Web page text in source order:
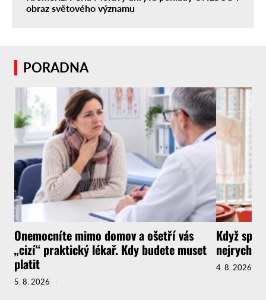
obraz světového významu
PORADNA
Onemocníte mimo domov a ošetří vás
„cizí“ praktický lékař. Kdy budete muset
platit
5. 8. 2026
Když
4. 8. 2026